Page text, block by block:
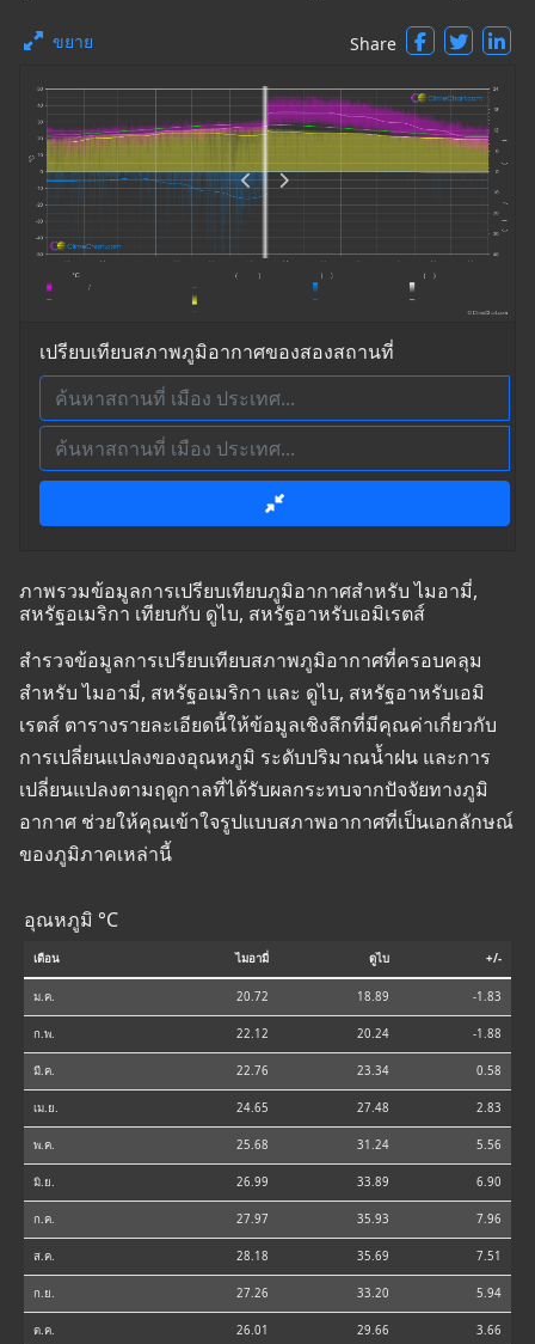
ขยาย Share
เปรียบเทียบสภาพภูมิอากาศของสองสถานที่
ภาพรวมข้อมูลการเปรียบเทียบภูมิอากาศสำหรับ ไมอามี่,
สหรัฐอเมริกา เทียบกับ ดูไบ, สหรัฐอาหรับเอมิเรตส์
สำรวจข้อมูลการเปรียบเทียบสภาพภูมิอากาศที่ครอบคลุม
สำหรับ ไมอามี่, สหรัฐอเมริกา และ ดูไบ, สหรัฐอาหรับเอมิ
เรตส์ ตารางรายละเอียดนี้ให้ข้อมูลเชิงลึกที่มีคุณค่าเกี่ยวกับ
การเปลี่ยนแปลงของอุณหภูมิ ระดับปริมาณน้ำฝน และการ
เปลี่ยนแปลงตามฤดูกาลที่ได้รับผลกระทบจากปัจจัยทางภูมิ
อากาศ ช่วยให้คุณเข้าใจรูปแบบสภาพอากาศที่เป็นเอกลักษณ์
ของภูมิภาคเหล่านี้
อุณหภูมิ °C
เดือน ไมอามี่ ดูไบ +/-
ม.ค. 20.72 18.89 -1.83
ก.พ. 22.12 20.24 -1.88
มี.ค. 22.76 23.34 0.58
เม.ย. 24.65 27.48 2.83
พ.ค. 25.68 31.24 5.56
มิ.ย. 26.99 33.89 6.90
ก.ค. 27.97 35.93 7.96
ส.ค. 28.18 35.69 7.51
ก.ย. 27.26 33.20 5.94
ต.ค. 26.01 29.66 3.66